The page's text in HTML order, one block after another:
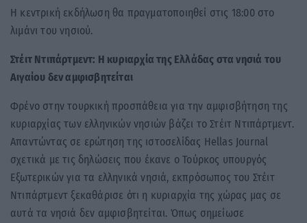
Η κεντρική εκδήλωση θα πραγματοποιηθεί στις 18:00 στο
λιμάνι του νησιού.
Στέιτ Ντιπάρτμεντ: Η κυριαρχία της Ελλάδας στα νησιά του
Αιγαίου δεν αμφισβητείται
Φρένο στην τουρκική προσπάθεια για την αμφισβήτηση της
κυριαρχίας των ελληνικών νησιών βάζει το Στέιτ Ντιπάρτμεντ.
Απαντώντας σε ερώτηση της ιστοσελίδας Hellas Journal
σχετικά με τις δηλώσεις που έκανε ο Τούρκος υπουργός
Εξωτερικών για τα ελληνικά νησιά, εκπρόσωπος του Στέιτ
Ντιπάρτμεντ ξεκαθάρισε ότι η κυριαρχία της χώρας μας σε
αυτά τα νησιά δεν αμφισβητείται. Όπως σημείωσε